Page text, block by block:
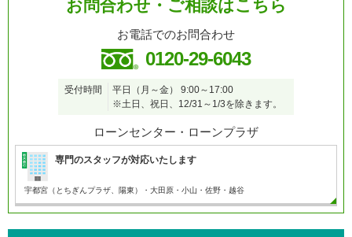
お問合わせ・ご相談はこちら
お電話でのお問合わせ
0120-29-6043
受付時間 平日（月～金）
9:00～17:00
※土日、祝日、12/31～1/3を除きます。
ローンセンター・ローンプラザ
専門のスタッフが対応いたします
宇都宮（とちぎんプラザ、陽東）・大田原・小山・ 佐野・越谷